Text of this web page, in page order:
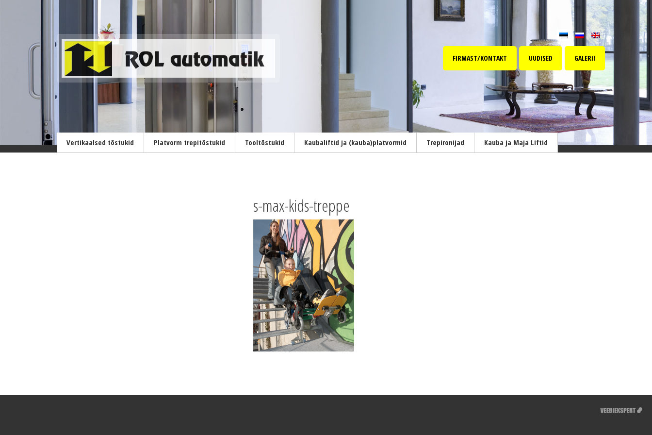
FIRMAST/KONTAKT UUDISED GALERII
Vertikaalsed tõstukid Platvorm trepitõstukid Tooltõstukid Kaubaliftid ja (kauba)platvormid Trepironijad Kauba ja Maja Liftid
s-max-kids-treppe